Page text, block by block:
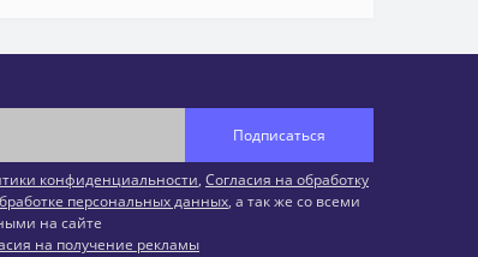
Подписаться
конфиденциальности, Согласия на обработку
персональных данных, а так же со всеми
на сайте
на получение рекламы